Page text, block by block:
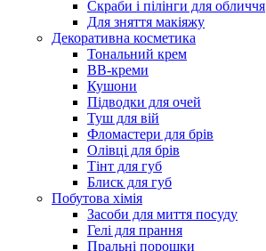
Скраби і пілінги для обличчя
Для зняття макіяжу
Декоративна косметика
Тональний крем
BB-креми
Кушони
Підводки для очей
Туш для вій
Фломастери для брів
Олівці для брів
Тінт для губ
Блиск для губ
Побутова хімія
Засоби для миття посуду
Гелі для прання
Пральні порошки